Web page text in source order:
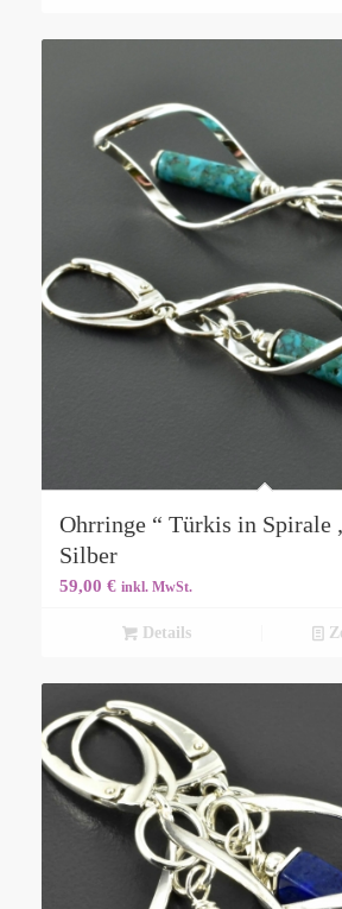
Ohrringe “ Türkis in Spirale
Silber
59,00 € inkl. MwSt.
Details